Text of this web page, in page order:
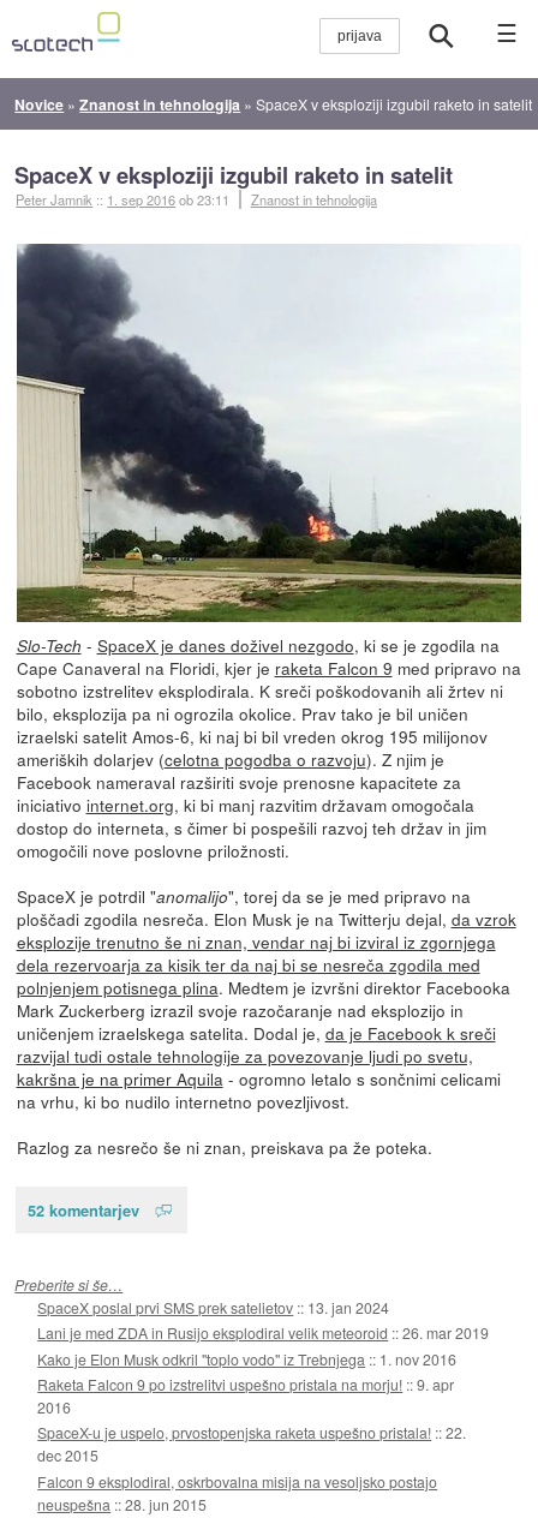
☰
Novice »Znanost in tehnologija »SpaceX v eksploziji izgubil raketo in satelit
SpaceX v eksploziji izgubil raketo in satelit
Peter Jamnik :: 1. sep 2016ob 23:11 Znanost in tehnologija
Slo-Tech - SpaceX je danes doživel nezgodo, ki se je zgodila na
Cape Canaveral na Floridi, kjer je raketa Falcon 9 med pripravo na
sobotno izstrelitev eksplodirala. K sreči poškodovanih ali žrtev ni
bilo, eksplozija pa ni ogrozila okolice. Prav tako je bil uničen
izraelski satelit Amos-6, ki naj bi bil vreden okrog 195 milijonov
ameriških dolarjev (celotna pogodba o razvoju). Z njim je
Facebook nameraval razširiti svoje prenosne kapacitete za
iniciativo internet.org, ki bi manj razvitim državam omogočala
dostop do interneta, s čimer bi pospešili razvoj teh držav in jim
omogočili nove poslovne priložnosti.
SpaceX je potrdil "anomalijo", torej da se je med pripravo na
ploščadi zgodila nesreča. Elon Musk je na Twitterju dejal, da vzrok
eksplozije trenutno še ni znan, vendar naj bi izviral iz zgornjega
dela rezervoarja za kisik ter da naj bi se nesreča zgodila med
polnjenjem potisnega plina. Medtem je izvršni direktor Facebooka
Mark Zuckerberg izrazil svoje razočaranje nad eksplozijo in
uničenjem izraelskega satelita. Dodal je, da je Facebook k sreči
razvijal tudi ostale tehnologije za povezovanje ljudi po svetu,
kakršna je na primer Aquila- ogromno letalo s sončnimi celicami
na vrhu, ki bo nudilo internetno povezljivost.
Razlog za nesrečo še ni znan, preiskava pa že poteka.
52 komentarjev
Preberite si še…
SpaceX poslal prvi SMS prek satelietov :: 13. jan 2024
Lani je med ZDA in Rusijo eksplodiral velik meteoroid ::26. mar 2019
Kako je Elon Musk odkril "toplo vodo" iz Trebnjega :: 1. nov 2016
Raketa Falcon 9 po izstrelitvi uspešno pristala na morju! ::9. apr
2016
SpaceX-u je uspelo, prvostopenjska raketa uspešno pristala! ::22.
dec 2015
Falcon 9 eksplodiral, oskrbovalna misija na vesoljsko postajo
neuspešna ::28. jun 2015